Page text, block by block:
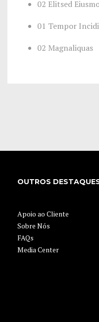
02 Elitsed
01 Tempor
02 Magnaliquas
OUTROS
Apoio ao Cliente
Sobre Nós
FAQs
Media Center